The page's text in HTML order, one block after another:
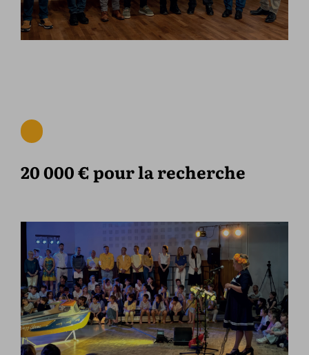
20 000 € pour la recherche